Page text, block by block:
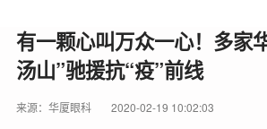
有一颗心叫万众一心！多家
汤山”驰援抗“疫”前线
来源：华厦眼科 2020-02-19 10:02:03